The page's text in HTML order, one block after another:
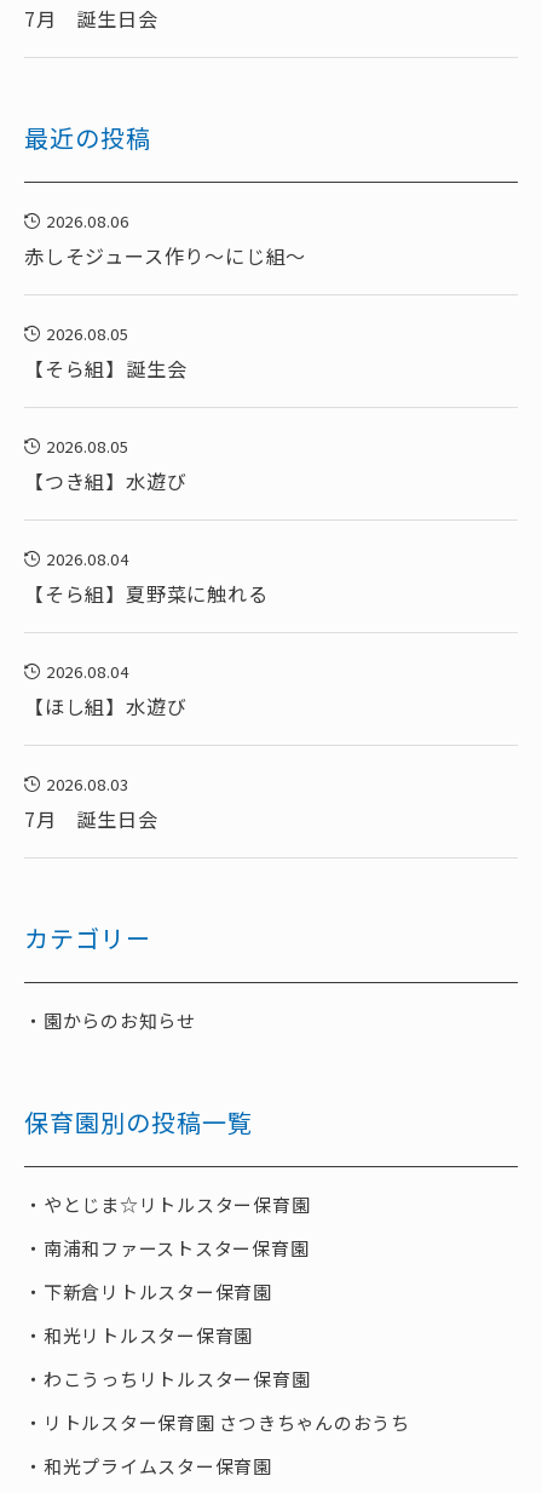
7月 誕生日会
最近の投稿
2026.08.06
赤しそジュース作り～にじ組～
2026.08.05
【そら組】誕生会
2026.08.05
【つき組】水遊び
2026.08.04
【そら組】夏野菜に触れる
2026.08.04
【ほし組】水遊び
2026.08.03
7月 誕生日会
カテゴリー
園からのお知らせ
保育園別の投稿一覧
やとじま☆リトルスター保育園
南浦和ファーストスター保育園
下新倉リトルスター保育園
和光リトルスター保育園
わこうっちリトルスター保育園
リトルスター保育園 さつきちゃんのおうち
和光プライムスター保育園